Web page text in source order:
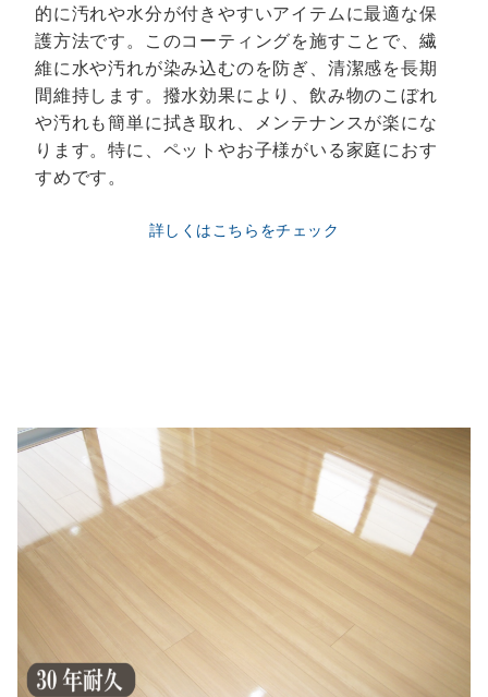
的に汚れや水分が付きやすいアイテムに最適な保
護方法です。このコーティングを施すことで、繊
維に水や汚れが染み込むのを防ぎ、清潔感を長期
間維持します。撥水効果により、飲み物のこぼれ
や汚れも簡単に拭き取れ、メンテナンスが楽にな
ります。特に、ペットやお子様がいる家庭におす
すめです。
詳しくはこちらをチェック